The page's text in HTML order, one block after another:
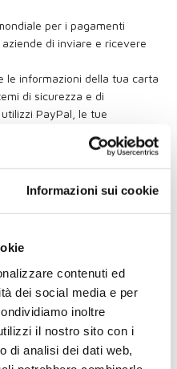
Informazioni sui cookie
contenuti ed
dei social media e per
inoltre
il nostro sito con i
di analisi dei dati web,
per i pagamenti
di inviare e ricevere
le informazioni della tua carta
di sicurezza e di
PayPal, le tue
in tutto il mondo ed è
eBay.
(RA)
avremo ricevuto
numeri di cro e date di valuta
di accorciare la tempistica.